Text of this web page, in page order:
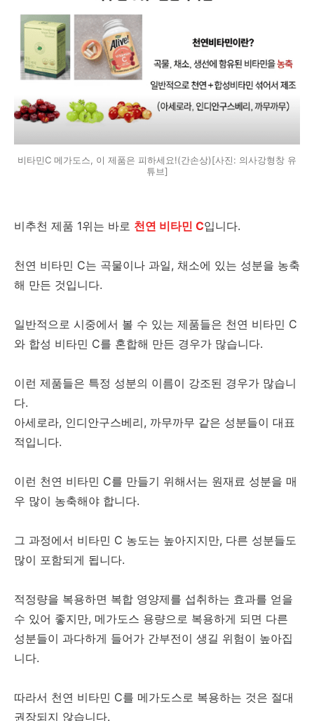
비타민C 메가도스, 이 제품은 피하세요!(간손상)[사진: 의사강형창 유
튜브]
비추천 제품 1위는 바로 천연 비타민 C입니다.
천연 비타민 C는 곡물이나 과일, 채소에 있는 성분을 농축
해 만든 것입니다.
일반적으로 시중에서 볼 수 있는 제품들은 천연 비타민 C
와 합성 비타민 C를 혼합해 만든 경우가 많습니다.
이런 제품들은 특정 성분의 이름이 강조된 경우가 많습니
다.
아세로라, 인디안구스베리, 까무까무 같은 성분들이 대표
적입니다.
이런 천연 비타민 C를 만들기 위해서는 원재료 성분을 매
우 많이 농축해야 합니다.
그 과정에서 비타민 C 농도는 높아지지만, 다른 성분들도
많이 포함되게 됩니다.
적정량을 복용하면 복합 영양제를 섭취하는 효과를 얻을
수 있어 좋지만, 메가도스 용량으로 복용하게 되면 다른
성분들이 과다하게 들어가 간부전이 생길 위험이 높아집
니다.
따라서 천연 비타민 C를 메가도스로 복용하는 것은 절대
권장되지 않습니다.